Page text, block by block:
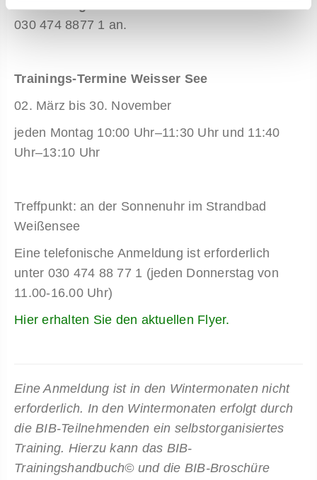
030 474 8877 1 an.
Trainings-Termine Weisser See
02. März bis 30. November
jeden Montag 10:00 Uhr–11:30 Uhr und 11:40
Uhr–13:10 Uhr
Treffpunkt: an der Sonnenuhr im Strandbad
Weißensee
Eine telefonische Anmeldung ist erforderlich
unter 030 474 88 77 1 (jeden Donnerstag von
11.00-16.00 Uhr)
Hier erhalten Sie den aktuellen Flyer.
Eine Anmeldung ist in den Wintermonaten nicht
erforderlich. In den Wintermonaten erfolgt durch
die BIB-Teilnehmenden ein selbstorganisiertes
Training. Hierzu kann das BIB-
Trainingshandbuch© und die BIB-Broschüre